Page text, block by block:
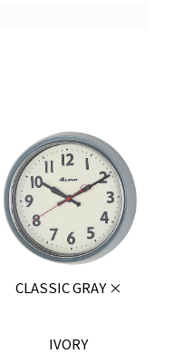
CLASSIC GRAY ×
IVORY